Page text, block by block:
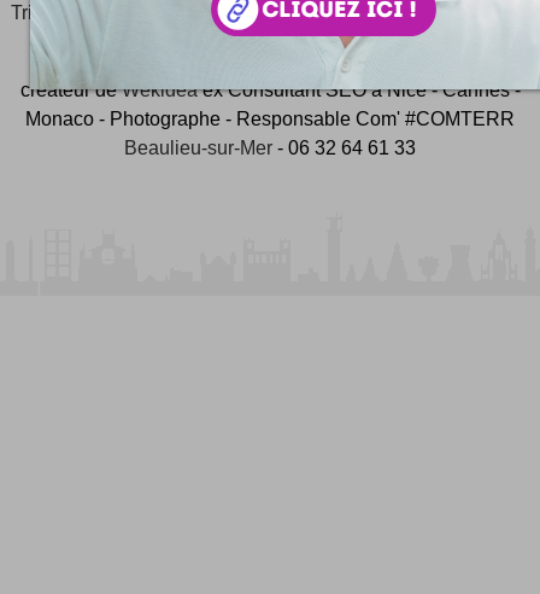
Tripnaux Content Manager, créateur du hashtag
#JeudiPhoto
et ambassadeur#CotedAzurFrance
créateur deWekideaex Consultant SEO à Nice - Cannes -
Monaco - Photographe - Responsable Com' #COMTERR
Beaulieu-sur-Mer - 06 32 64 61 33